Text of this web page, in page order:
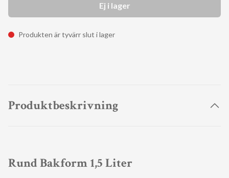
Ej i lager
Produkten är tyvärr slut i lager
Produktbeskrivning
Rund Bakform 1,5 Liter